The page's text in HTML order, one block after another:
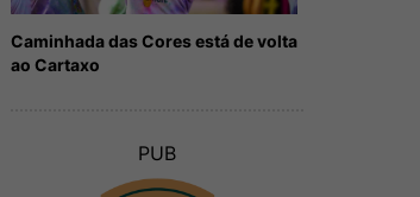
Caminhada das Cores está de volta
ao Cartaxo
PUB